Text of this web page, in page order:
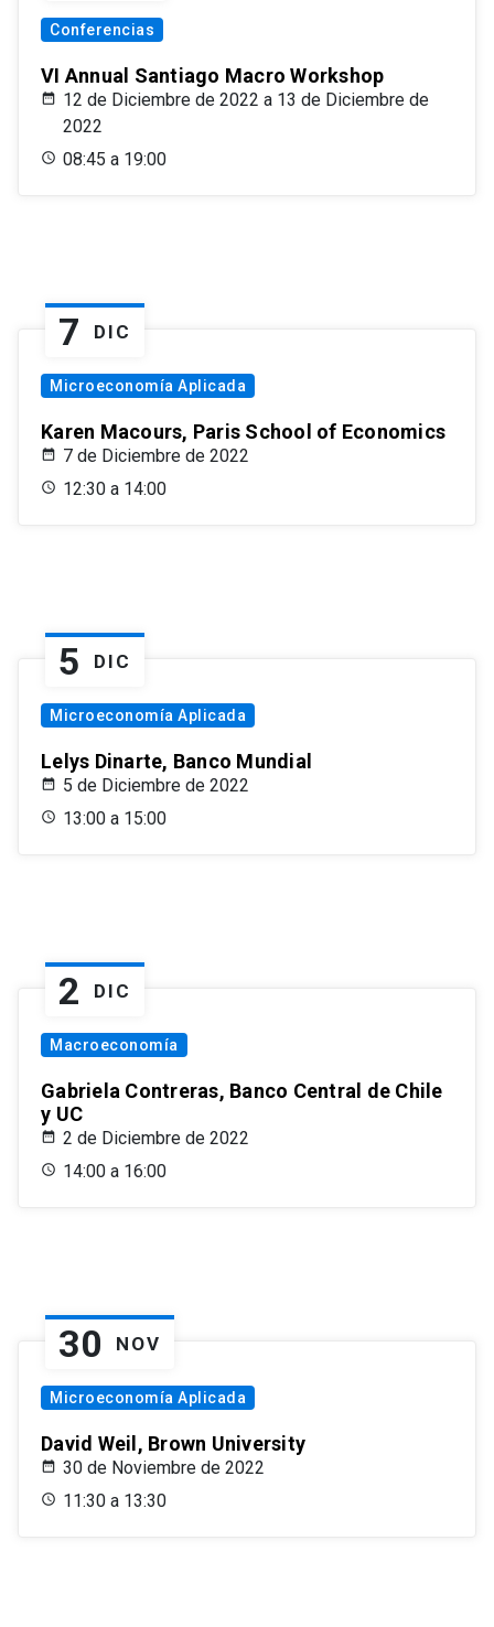
Conferencias
VI Annual Santiago Macro Workshop
12 de Diciembre de 2022 a 13 de Diciembre de
2022
08:45 a 19:00
7 DIC
Microeconomía Aplicada
Karen Macours, Paris School of Economics
7 de Diciembre de 2022
12:30 a 14:00
5 DIC
Microeconomía Aplicada
Lelys Dinarte, Banco Mundial
5 de Diciembre de 2022
13:00 a 15:00
2 DIC
Macroeconomía
Gabriela Contreras, Banco Central de Chile
y UC
2 de Diciembre de 2022
14:00 a 16:00
30 NOV
Microeconomía Aplicada
David Weil, Brown University
30 de Noviembre de 2022
11:30 a 13:30